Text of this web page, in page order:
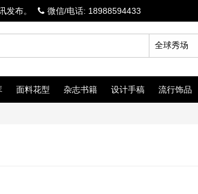
发布。 微信/电话: 18988594433
面料花型 杂志书籍 设计手稿 流行饰品